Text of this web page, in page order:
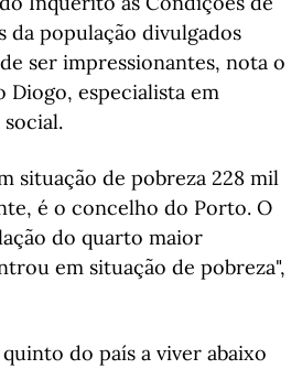
da população divulgados
ser impressionantes, nota o
Diogo, especialista em
situação de pobreza 228 mil
é o concelho do Porto. O
do quarto maior
em situação de pobreza",
do país a viver abaixo